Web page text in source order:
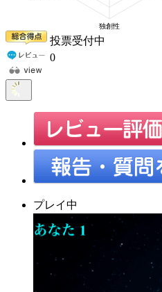
投票受付中
0
プレイ中